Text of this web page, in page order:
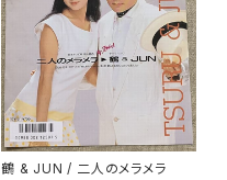
鶴 & JUN / 二人のメラメラ